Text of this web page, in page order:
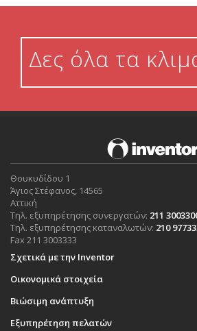
Δες όλα τα
Θουκυδίδου 1
Άγιος Στέφανος, 14565
Αττική
Τηλ. εξυπηρέτησης συνεργατών: 211
Τηλ. εξυπηρέτησης καταναλωτών: 210
Fax 211 3003333
Σχετικά με την Inventor
Οικονομικά στοιχεία
Βιώσιμη ανάπτυξη
Εξυπηρέτηση πελατών